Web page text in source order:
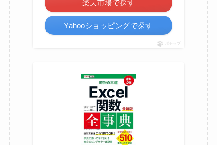
楽天市場で探す
Yahooショッピングで探す
ポチップ